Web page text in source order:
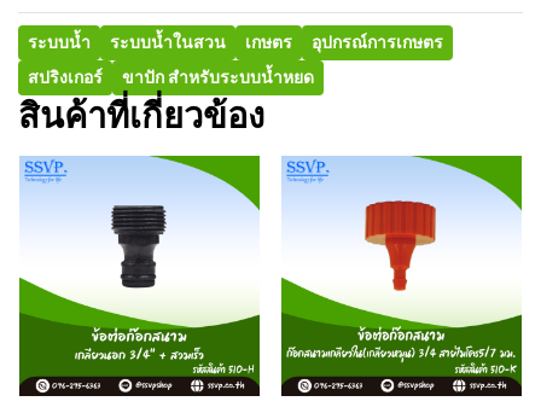
ระบบน้ำ ระบบน้ำในสวน เกษตร
อุปกรณ์การเกษตร
สปริงเกอร์
ขาปัก สำหรับระบบน้ำหยด
สินค้าที่เกี่ยวข้อง